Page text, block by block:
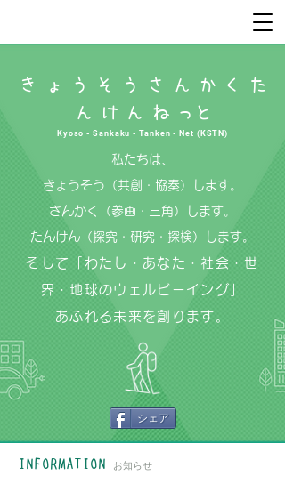
き ょ う そ う さ ん か く た
ん け ん ね っと
Kyoso - Sankaku - Tanken - Net (KSTN)
私たちは、
きょうそう（共創・協奏）します。
さんかく（参画・三角）します。
たんけん（探究・研究・探検）します。
そして「わたし・あなた・社会・世
界・地球のウェルビーイング」
あふれる未来を創ります。
シェア
INFORMATION お知らせ